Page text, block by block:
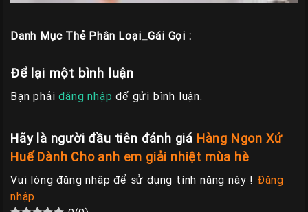
Danh Mục Thẻ Phân Loại_Gái Gọi :
Để lại một bình luận
Bạn phảiđăng nhập để gửi bình luận.
Hãy là người đầu tiên đánh giá Hàng Ngon Xứ
Huế Dành Cho anh em giải nhiệt mùa hè
Vui lòng đăng nhập để sử dụng tính năng này ! Đăng
nhập